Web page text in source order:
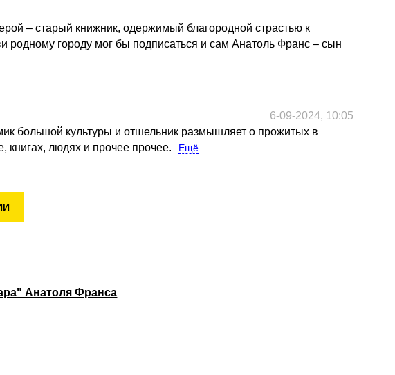
– старый книжник, одержимый благородной страстью к
родному городу мог бы подписаться и сам Анатоль Франс – сын
6-09-2024, 10:05
большой культуры и отшельник размышляет о прожитых в
книгах, людях и прочее прочее.
Ещё
Анатоля Франса